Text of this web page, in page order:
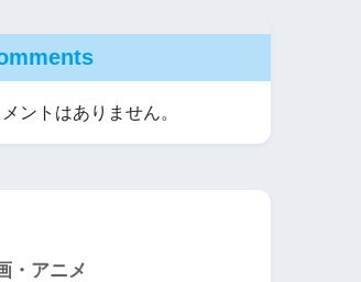
ントはありません。
・アニメ